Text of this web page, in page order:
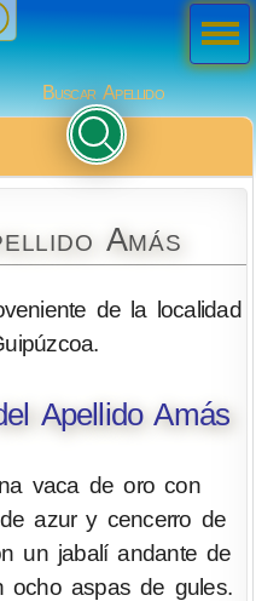
Buscar Apellido
Amás
de la localidad
Apellido Amás
vaca de oro con
azur y cencerro de
un jabalí andante de
ocho aspas de gules.
Men
ú